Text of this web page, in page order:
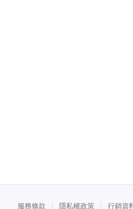
服務條款 隱私權政策 行銷資